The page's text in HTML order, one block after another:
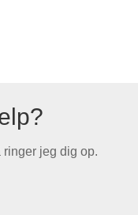
ringer jeg dig op.